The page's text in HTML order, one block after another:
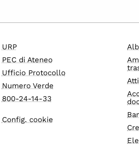
URP
PEC di Ateneo
Ufficio Protocollo
Numero Verde
800-24-14-33
Config. cookie